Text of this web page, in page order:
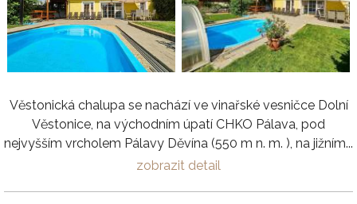
Věstonická chalupa se nachází ve vinařské vesničce Dolní
Věstonice, na východním úpatí CHKO Pálava, pod
nejvyšším vrcholem Pálavy Děvína (550 m n. m. ), na jižním...
zobrazit detail